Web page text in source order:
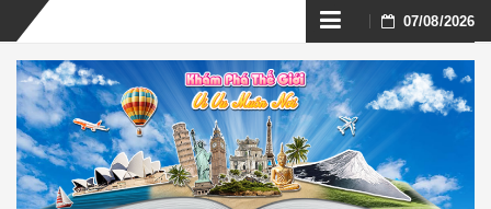
Skip
to
content
07/08/2026